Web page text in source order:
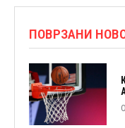
ПОВРЗАНИ